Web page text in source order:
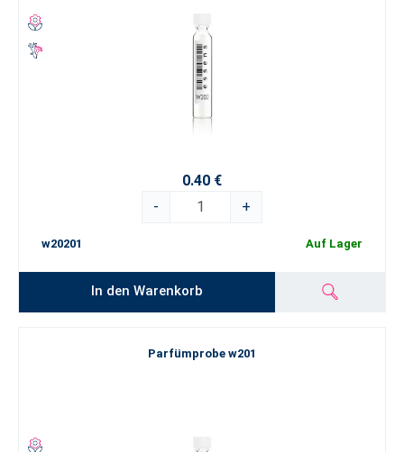
0.40 €
-
+
w20201 Auf Lager
In den Warenkorb
Parfümprobe w201